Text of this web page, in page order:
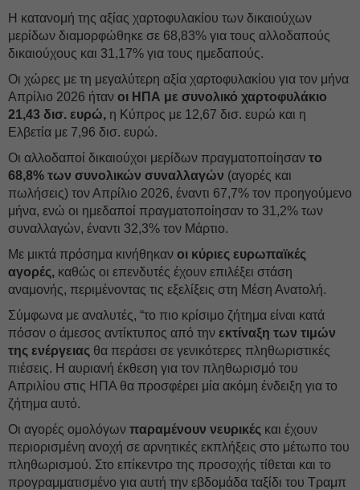
Η κατανομή της αξίας χαρτοφυλακίου των δικαιούχων
μερίδων διαμορφώθηκε σε 68,83% για τους αλλοδαπούς
δικαιούχους και 31,17% για τους ημεδαπούς.
Οι χώρες με τη μεγαλύτερη αξία χαρτοφυλακίου για τον μήνα
Απρίλιο 2026 ήταν οι ΗΠΑ με συνολικό χαρτοφυλάκιο
21,43 δισ. ευρώ, η Κύπρος με 12,67 δισ. ευρώ και η
Ελβετία με 7,96 δισ. ευρώ.
Οι αλλοδαποί δικαιούχοι μερίδων πραγματοποίησαν το
68,8% των συνολικών συναλλαγών (αγορές και
πωλήσεις) τον Απρίλιο 2026, έναντι 67,7% τον προηγούμενο
μήνα, ενώ οι ημεδαποί πραγματοποίησαν το 31,2% των
συναλλαγών, έναντι 32,3% τον Μάρτιο.
Με μικτά πρόσημα κινήθηκαν οι κύριες ευρωπαϊκές
αγορές, καθώς οι επενδυτές έχουν επιλέξει στάση
αναμονής, περιμένοντας τις εξελίξεις στη Μέση Ανατολή.
Σύμφωνα με αναλυτές, “το πιο κρίσιμο ζήτημα είναι κατά
πόσον ο άμεσος αντίκτυπος από την εκτίναξη των τιμών
της ενέργειας θα περάσει σε γενικότερες πληθωριστικές
πιέσεις. Η αυριανή έκθεση για τον πληθωρισμό του
Απριλίου στις ΗΠΑ θα προσφέρει μία ακόμη ένδειξη για το
ζήτημα αυτό.
Οι αγορές ομολόγων παραμένουν νευρικές και έχουν
περιορισμένη ανοχή σε αρνητικές εκπλήξεις στο μέτωπο του
πληθωρισμού. Στο επίκεντρο της προσοχής τίθεται και το
προγραμματισμένο για αυτή την εβδομάδα ταξίδι του Τραμπ